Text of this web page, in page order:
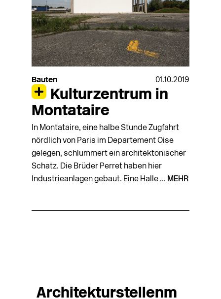
Bauten 01.10.2019
Kulturzentrum in
Montataire
In Montataire, eine halbe Stunde Zugfahrt
nördlich von Paris im Departement Oise
gelegen, schlummert ein architektonischer
Schatz. Die Brüder Perret haben hier
Industrieanlagen gebaut. Eine Halle ... MEHR
Architekturstellenm